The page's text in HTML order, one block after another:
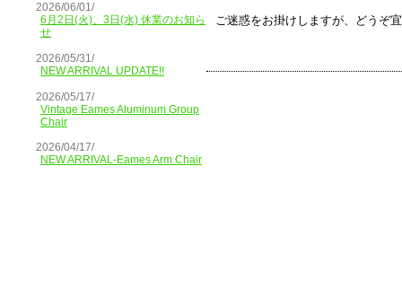
2026/06/01/
6月2日(火)、3日(水) 休業のお知ら
せ
2026/05/31/
NEW ARRIVAL UPDATE!!
2026/05/17/
Vintage Eames Aluminum Group
Chair
2026/04/17/
NEW ARRIVAL-Eames Arm Chair
ご迷惑をお掛けしますが、どうぞ